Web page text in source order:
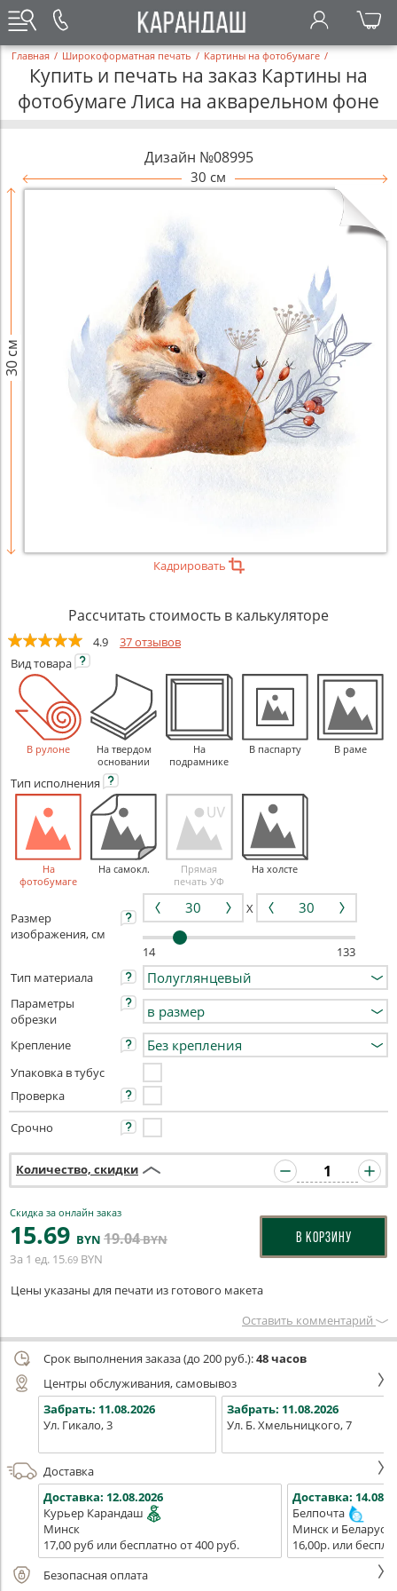
Главная / Широкоформатная печать / Картины на фотобумаге /
Купить и печать на заказ Картины на
фотобумаге Лиса на акварельном фоне
Дизайн №08995
30 см
30 см
Кадрировать
Рассчитать стоимость в калькуляторе
4.9
37 отзывов
Видтовара
В рулоне
На твердом
основании
На
подрамнике
В паспарту В раме
Тип исполнения
На
фотобумаге
На самокл.
Прямая
печать УФ
На холсте
Размер
изображения, см
X
14
133
Тип материала
Параметры
обрезки
Крепление
Упаковка в тубус
Проверка
Срочно
Количество, скидки
Скидка за онлайн заказ
15.69 BYN 19.04BYN
За 1 ед. 15.69 BYN
В КОРЗИНУ
Цены указаны для печати из готового макета
Оставить комментарий
Срок выполнения заказа (до 200 руб.):48 часов
Центры обслуживания, самовывоз
Забрать: 11.08.2026
Ул. Гикало, 3
Забрать: 11.08.2026
Ул. Б. Хмельницкого, 7
Доставка
Доставка: 12.08.2026
Курьер Карандаш
Минск
17,00 руб или бесплатно от 400 руб.
Доставка:
Белпочта
Минск и Беларусь
16,00р. или
Безопасная оплата